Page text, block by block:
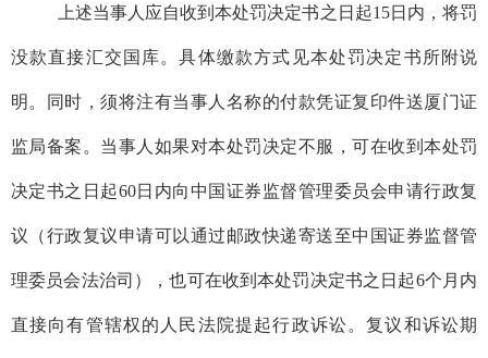
上述当事人应自收到本处罚决定书之日起15日内，将罚
没款直接汇交国库。具体缴款方式见本处罚决定书所附说
明。同时，须将注有当事人名称的付款凭证复印件送厦门证
监局备案。当事人如果对本处罚决定不服，可在收到本处罚
决定书之日起60日内向中国证券监督管理委员会申请行政复
议（行政复议申请可以通过邮政快递寄送至中国证券监督管
理委员会法治司），也可在收到本处罚决定书之日起6个月内
直接向有管辖权的人民法院提起行政诉讼。复议和诉讼期